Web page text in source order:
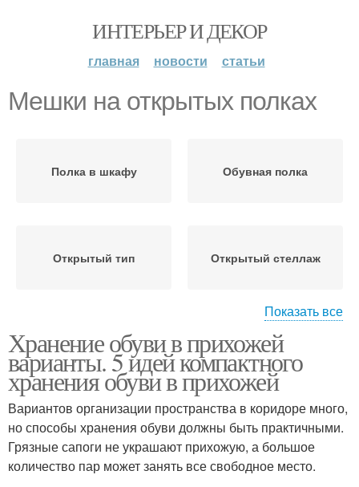
ИНТЕРЬЕР И ДЕКОР
главная новости статьи
Мешки на открытых полках
Полка в шкафу Обувная полка
Открытый тип Открытый стеллаж
Выкатная полка Наклонные полки
Полки для обуви Самодельные полки
Показать все
Хранение обуви в прихожей
варианты. 5 идей компактного
хранения обуви в прихожей
Вариантов организации пространства в коридоре много,
но способы хранения обуви должны быть практичными.
Грязные сапоги не украшают прихожую, а большое
количество пар может занять все свободное место.